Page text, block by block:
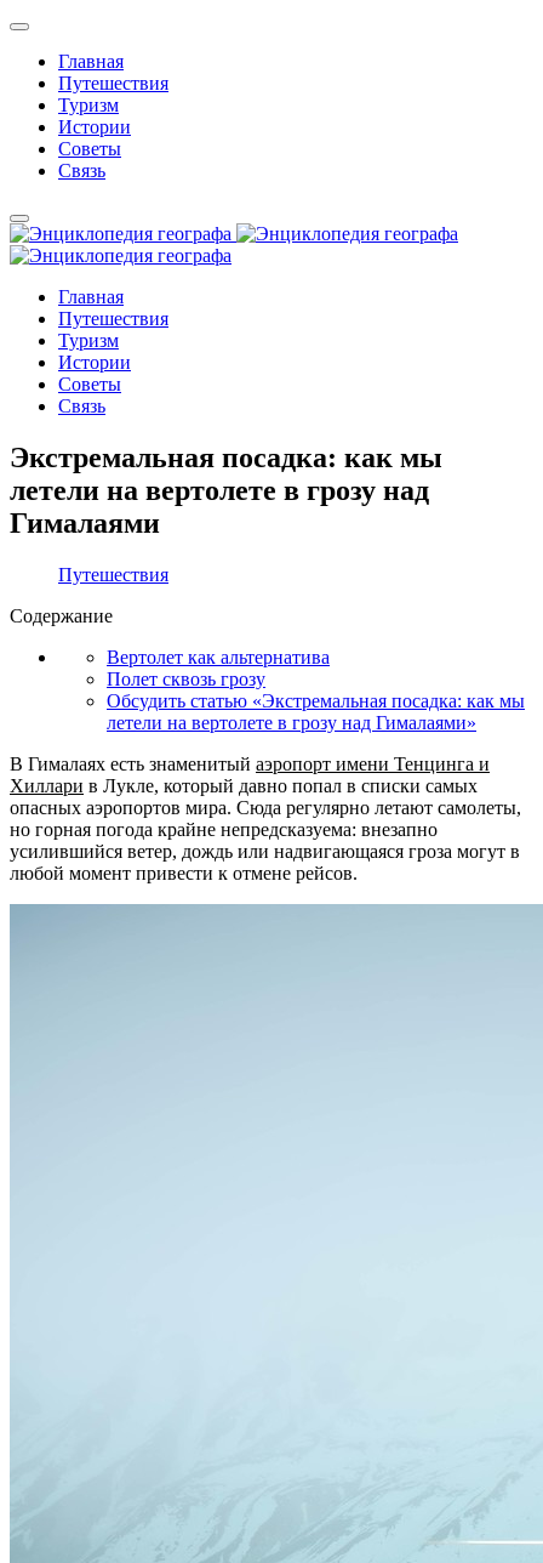
Главная
Путешествия
Туризм
Истории
Советы
Связь
Главная
Путешествия
Туризм
Истории
Советы
Связь
Экстремальная посадка: как мы
летели на вертолете в грозу над
Гималаями
Путешествия
Содержание
Вертолет как альтернатива
Полет сквозь грозу
Обсудить статью «Экстремальная посадка: как мы
летели на вертолете в грозу над Гималаями»
В Гималаях есть знаменитый аэропорт имени Тенцинга и
Хиллари в Лукле, который давно попал в списки самых
опасных аэропортов мира. Сюда регулярно летают самолеты,
но горная погода крайне непредсказуема: внезапно
усилившийся ветер, дождь или надвигающаяся гроза могут в
любой момент привести к отмене рейсов.